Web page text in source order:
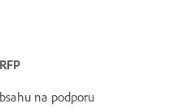
na podporu